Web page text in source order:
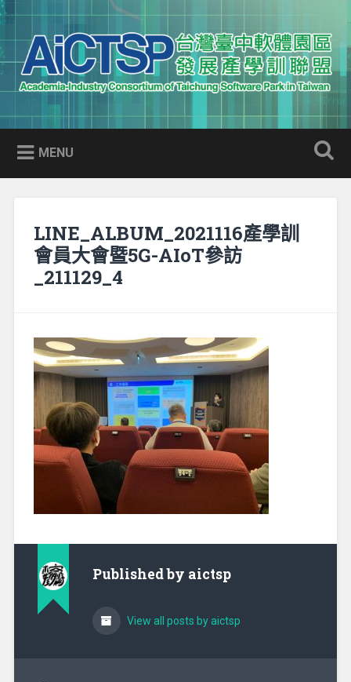
Skip
to
content
Search
AICTSP 台灣臺中軟體園區發展
產學訓聯盟
Academia-Industry Consortium of Taichung Software Park
in Taiwan
MENU
LINE_ALBUM_2021116產學訓
會員大會暨5G-AIoT參訪
_211129_4
Published by aictsp
View all posts by aictsp